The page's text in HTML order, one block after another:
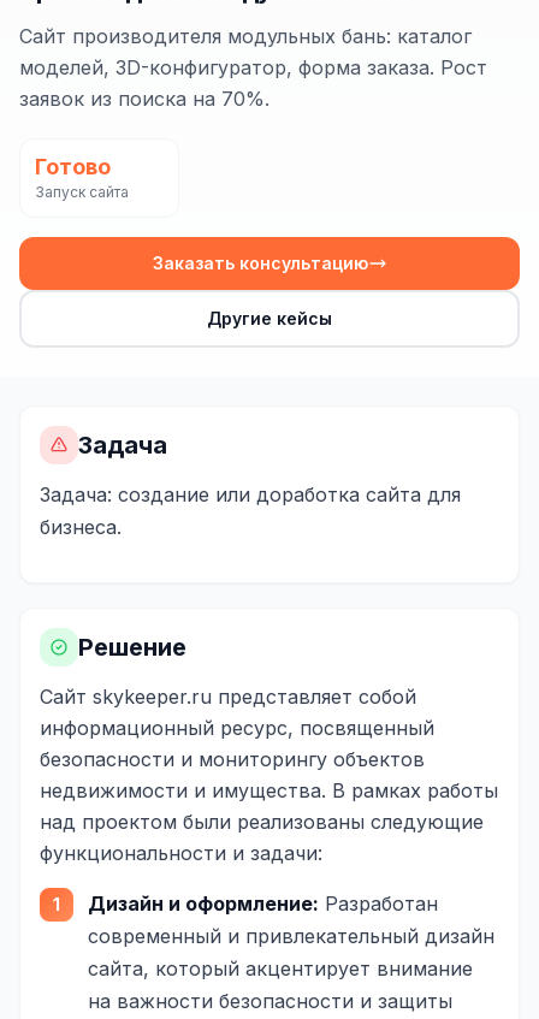
Сайт на Laravel
+ ещё 19 услуг
КОНТЕКСТНАЯ РЕКЛАМА
Яндекс.Директ
Google Ads
VK Реклама
Wildberries реклама
ТАРГЕТИРОВАННАЯ РЕКЛАМА
Реклама в Facebook
Реклама в Instagram
Реклама в Одноклассниках
ИНТЕРНЕТ-МАГАЗИНЫ
Настройка магазина
Интеграции
1С интеграция
Сайт производителя модульных бань: каталог
моделей, 3D-конфигуратор, форма заказа. Рост
заявок из поиска на 70%.
Готово
Запуск сайта
Заказать консультацию
Другие кейсы
Задача
Задача: создание или доработка сайта для
бизнеса.
Решение
Сайт skykeeper.ru представляет собой
информационный ресурс, посвященный
безопасности и мониторингу объектов
недвижимости и имущества. В рамках работы
над проектом были реализованы следующие
функциональности и задачи:
Дизайн и оформление: Разработан
современный и привлекательный дизайн
сайта, который акцентирует внимание
на важности безопасности и защиты